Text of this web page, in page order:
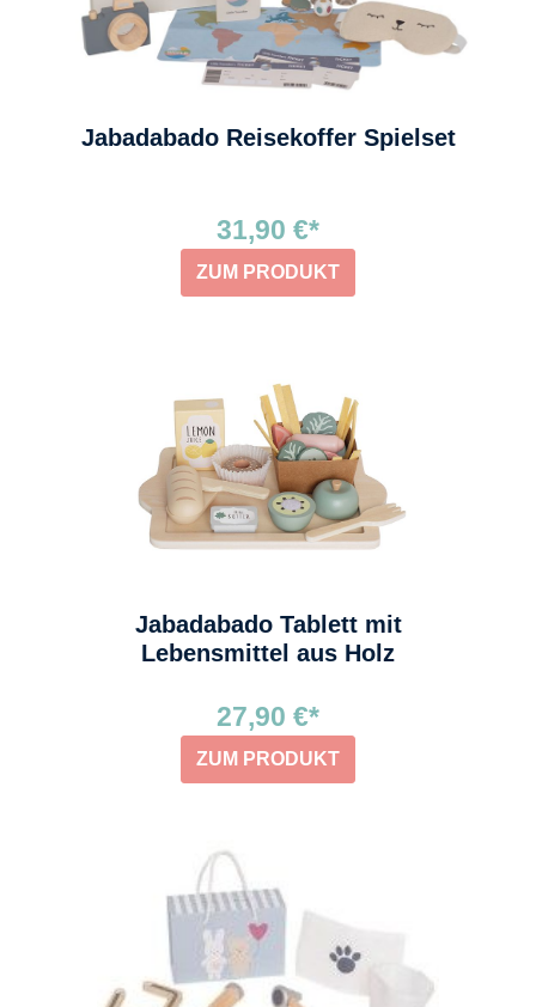
Jabadabado Reisekoffer Spielset
31,90 €*
ZUM PRODUKT
Jabadabado Tablett mit
Lebensmittel aus Holz
27,90 €*
ZUM PRODUKT